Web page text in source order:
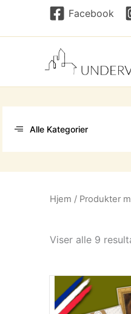
til
Facebook
Alle Kategorier
Hjem / Produkter
Viser alle 9